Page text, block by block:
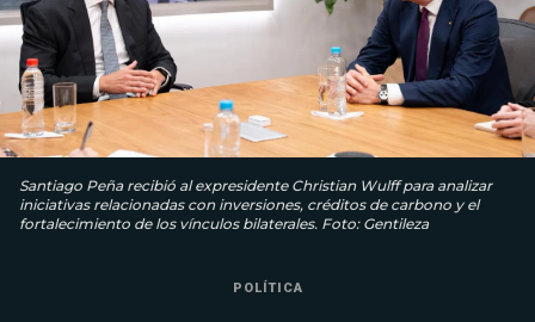
Santiago Peña recibió al expresidente Christian Wulff para analizar
iniciativas relacionadas con inversiones, créditos de carbono y el
fortalecimiento de los vínculos bilaterales. Foto: Gentileza
POLÍTICA